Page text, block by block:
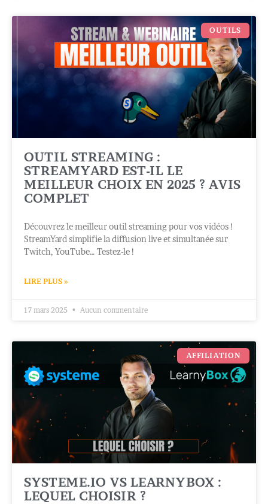
OUTILS
OUTIL STREAMING :
STREAMYARD EST-IL LE
MEILLEUR CHOIX EN 2025 ? AVIS
COMPLET
Découvrez le meilleur outil streaming pour vos vidéos !
StreamYard simplifie la diffusion live et simultanée sur
Twitch, YouTube… Testez-le !
LIRE PLUS »
17 mars 2025 Aucun commentaire
AFFILIATION
SYSTEME.IO VS LEARNYBOX :
LEQUEL CHOISIR ?